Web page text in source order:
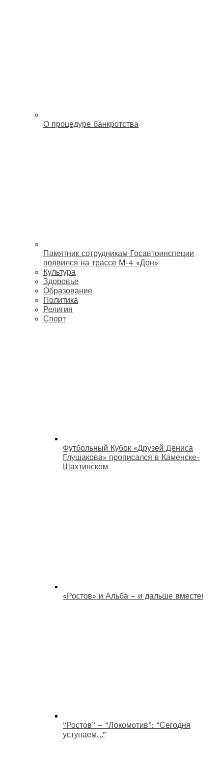
О процедуре банкротства
Памятник сотрудникам Госавтоинспеции
появился на трассе М-4 «Дон»
Культура
Здоровье
Образование
Политика
Религия
Спорт
Футбольный Кубок «Друзей Дениса
Глушакова» прописался в Каменске-
Шахтинском
«Ростов» и Альба – и дальше вместе!
“Ростов” – “Локомотив”: “Сегодня
уступаем…”